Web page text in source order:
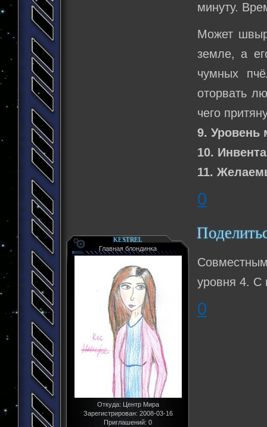
минуту.
Может
земле, а
чумных
оторвать
чего
9. Уровень
10.
11.
0
KESTREL
Главная блондинка
Откуда:Центр Мира
Зарегистрирован: 2008-03-16
Приглашений: 0
уровня 4. С
0